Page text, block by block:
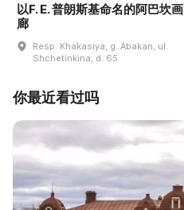
以F. E. 普朗斯基命名的阿巴坎画
廊
Resp. Khakasiya, g. Abakan, ul.
Shchetinkina, d. 65
你最近看过吗